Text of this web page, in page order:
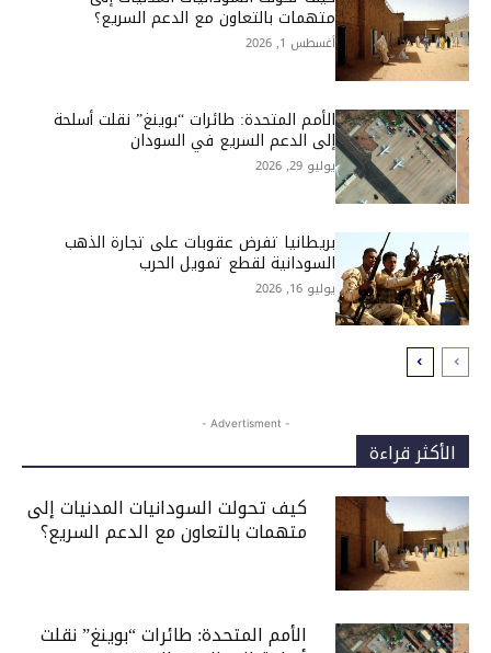
متهمات بالتعاون مع الدعم السريع؟
أغسطس 1, 2026
الأمم المتحدة: طائرات “بوينغ” نقلت أسلحة
إلى الدعم السريع في السودان
يوليو 29, 2026
بريطانيا تفرض عقوبات على تجارة الذهب
السودانية لقطع تمويل الحرب
يوليو 16, 2026
- Advertisment -
الأكثر قراءة
كيف تحولت السودانيات المدنيات إلى
متهمات بالتعاون مع الدعم السريع؟
الأمم المتحدة: طائرات “بوينغ” نقلت